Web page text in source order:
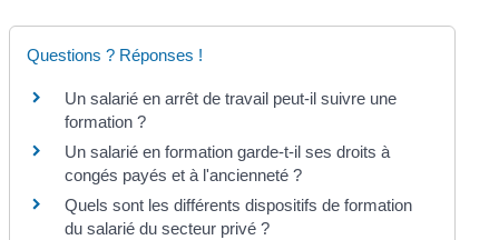
Questions ? Réponses !
Un salarié en arrêt de travail peut-il suivre une
formation ?
Un salarié en formation garde-t-il ses droits à
congés payés et à l'ancienneté ?
Quels sont les différents dispositifs de formation
du salarié du secteur privé ?